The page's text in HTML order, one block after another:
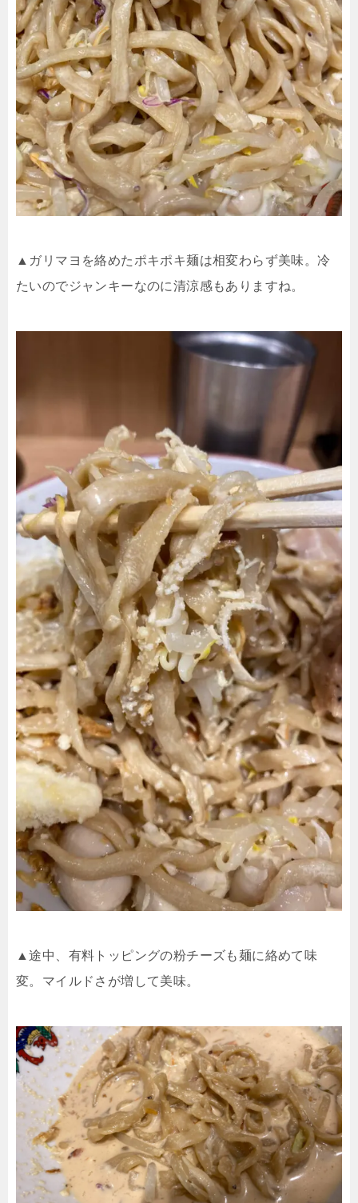
▲ガリマヨを絡めたポキポキ麺は相変わらず美味。冷
たいのでジャンキーなのに清涼感もありますね。
▲途中、有料トッピングの粉チーズも麺に絡めて味
変。マイルドさが増して美味。